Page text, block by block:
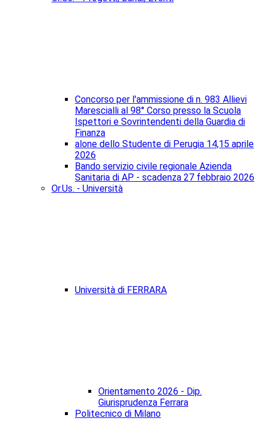
Concorso per l'ammissione di n. 983 Allievi
Marescialli al 98° Corso presso la Scuola
Ispettori e Sovrintendenti della Guardia di
Finanza
alone dello Studente di Perugia 14,15 aprile
2026
Bando servizio civile regionale Azienda
Sanitaria di AP - scadenza 27 febbraio 2026
Or.Us. - Università
Università di FERRARA
Orientamento 2026 - Dip.
Giurisprudenza Ferrara
Politecnico di Milano